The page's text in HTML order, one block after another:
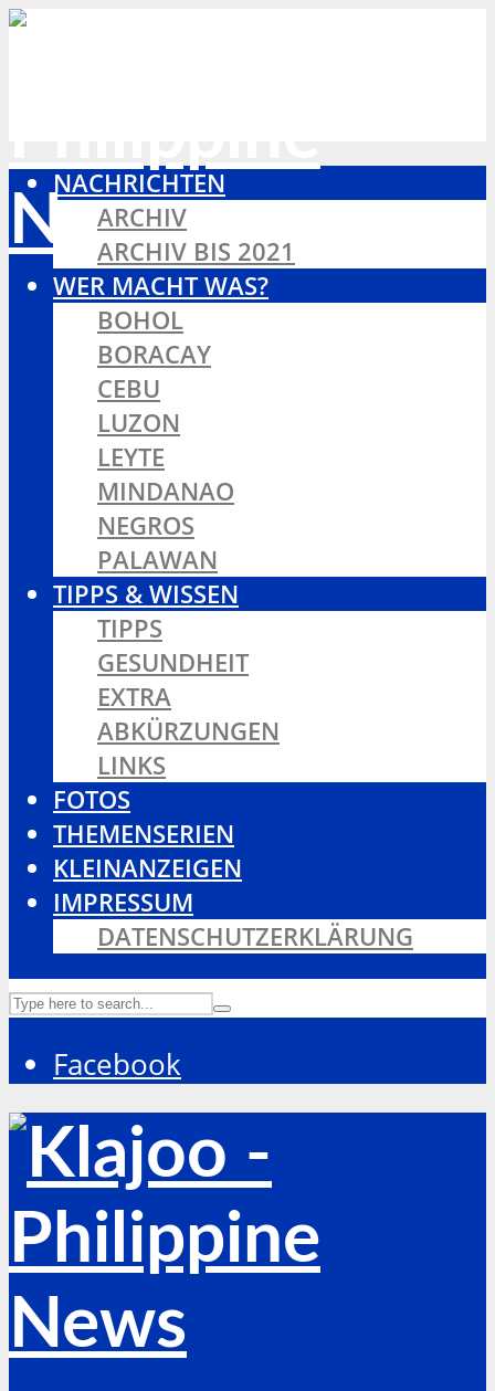
NACHRICHTEN
ARCHIV
ARCHIV BIS 2021
WER MACHT WAS?
BOHOL
BORACAY
CEBU
LUZON
LEYTE
MINDANAO
NEGROS
PALAWAN
TIPPS & WISSEN
TIPPS
GESUNDHEIT
EXTRA
ABKÜRZUNGEN
LINKS
FOTOS
THEMENSERIEN
KLEINANZEIGEN
IMPRESSUM
DATENSCHUTZERKLÄRUNG
Facebook